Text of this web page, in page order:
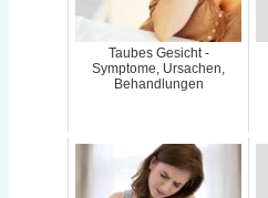
Taubes Gesicht -
Symptome, Ursachen,
Behandlungen